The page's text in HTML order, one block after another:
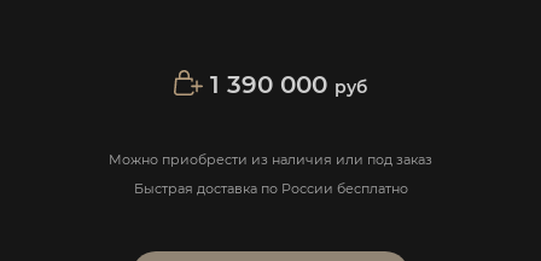
1 390 000 руб
Можно приобрести из наличия или под заказ
Быстрая доставка по России бесплатно